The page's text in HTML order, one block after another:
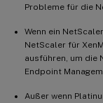
Probleme für die
Wenn ein
NetScaler für
ausführen, um die
Endpoint
Außer wenn